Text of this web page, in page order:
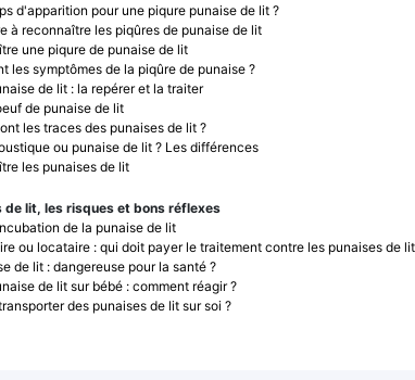
d'apparition pour une piqure punaise de lit ?
à reconnaître les piqûres de punaise de lit
une piqure de punaise de lit
les symptômes de la piqûre de punaise ?
de lit : la repérer et la traiter
de punaise de lit
les traces des punaises de lit ?
ou punaise de lit ? Les différences
les punaises de lit
de lit, les risques et bons réflexes
de la punaise de lit
ou locataire : qui doit payer le traitement contre les punaises de lit
de lit : dangereuse pour la santé ?
de lit sur bébé : comment réagir ?
des punaises de lit sur soi ?